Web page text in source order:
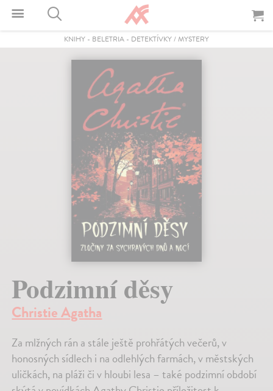
KNIHY - BELETRIA - DETEKTÍVKY / MYSTERY
Podzimní děsy
Christie Agatha
Za mlžných rán a stále ještě prohřátých večerů, v
honosných sídlech i na odlehlých farmách, v městských
uličkách, na pláži či v hloubi lesa – také podzimní období